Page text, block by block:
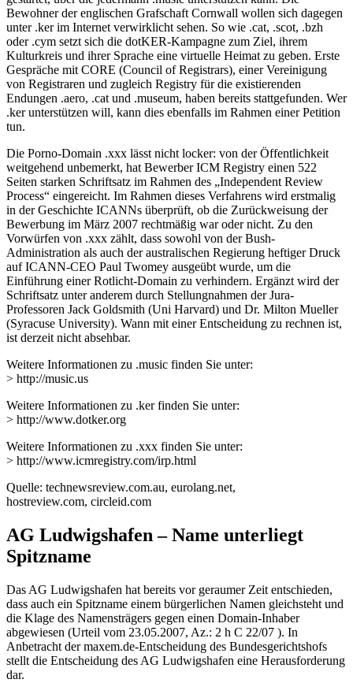
Bewohner der englischen Grafschaft Cornwall wollen sich dagegen
unter .ker im Internet verwirklicht sehen. So wie .cat, .scot, .bzh
oder .cym setzt sich die dotKER-Kampagne zum Ziel, ihrem
Kulturkreis und ihrer Sprache eine virtuelle Heimat zu geben. Erste
Gespräche mit CORE (Council of Registrars), einer Vereinigung
von Registraren und zugleich Registry für die existierenden
Endungen .aero, .cat und .museum, haben bereits stattgefunden. Wer
.ker unterstützen will, kann dies ebenfalls im Rahmen einer Petition
tun.
Die Porno-Domain .xxx lässt nicht locker: von der Öffentlichkeit
weitgehend unbemerkt, hat Bewerber ICM Registry einen 522
Seiten starken Schriftsatz im Rahmen des „Independent Review
Process“ eingereicht. Im Rahmen dieses Verfahrens wird erstmalig
in der Geschichte ICANNs überprüft, ob die Zurückweisung der
Bewerbung im März 2007 rechtmäßig war oder nicht. Zu den
Vorwürfen von .xxx zählt, dass sowohl von der Bush-
Administration als auch der australischen Regierung heftiger Druck
auf ICANN-CEO Paul Twomey ausgeübt wurde, um die
Einführung einer Rotlicht-Domain zu verhindern. Ergänzt wird der
Schriftsatz unter anderem durch Stellungnahmen der Jura-
Professoren Jack Goldsmith (Uni Harvard) und Dr. Milton Mueller
(Syracuse University). Wann mit einer Entscheidung zu rechnen ist,
ist derzeit nicht absehbar.
Weitere Informationen zu .music finden Sie unter:
> http://music.us
Weitere Informationen zu .ker finden Sie unter:
> http://www.dotker.org
Weitere Informationen zu .xxx finden Sie unter:
> http://www.icmregistry.com/irp.html
Quelle: technewsreview.com.au, eurolang.net,
hostreview.com, circleid.com
AG Ludwigshafen – Name unterliegt
Spitzname
Das AG Ludwigshafen hat bereits vor geraumer Zeit entschieden,
dass auch ein Spitzname einem bürgerlichen Namen gleichsteht und
die Klage des Namensträgers gegen einen Domain-Inhaber
abgewiesen (Urteil vom 23.05.2007, Az.: 2 h C 22/07 ). In
Anbetracht der maxem.de-Entscheidung des Bundesgerichtshofs
stellt die Entscheidung des AG Ludwigshafen eine Herausforderung
dar.